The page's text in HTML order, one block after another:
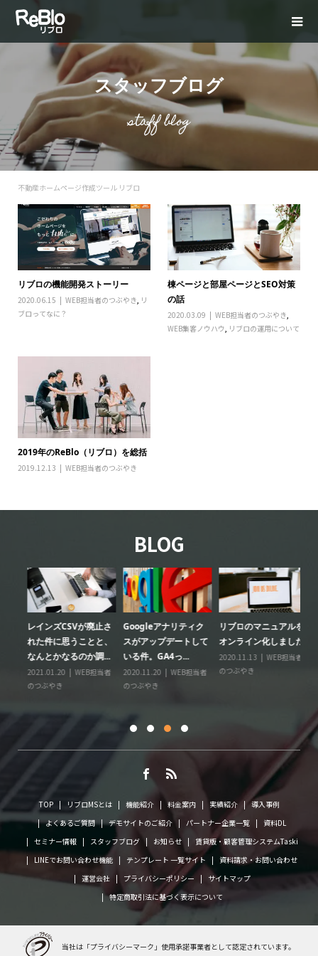
スタッフブログ
staff blog
不動産ホームページ作成ツール リブロ
リブロの機能開発ストーリー
2020.06.15 WEB担当者のつぶやき, リ
ブロってなに？
棟ページと部屋ページとSEO対策
の話
2020.03.09 WEB担当者のつぶやき,
WEB集客ノウハウ, リブロの運用について
2019年のReBlo（リブロ）を総括
2019.12.13 WEB担当者のつぶやき
BLOG
レインズCSVが廃止さ
れた件に思うことと、
なんとかなるのか調...
2021.01.20
WEB担当者
のつぶやき
Googleアナリティク
スがアップデートして
いる件。GA4っ...
2020.11.20
WEB担当者
のつぶやき
リブロのマニュアルを
オンライン化しました
2020.11.13
WEB担当者
のつぶやき
TOP リブロMSとは 機能紹介 料金案内 実績紹介
導入事例
よくあるご質問
デモサイトのご紹介 パートナー企業一覧
資料DL
セミナー情報
スタッフブログ お知らせ
賃貸版・顧客管理システムTaski
LINEでお問い合わせ機能
テンプレート 一覧サイト
資料請求・お問い合わせ
運営会社
プライバシーポリシー
サイトマップ
特定商取引法に基づく表示について
当社は「プライバシーマーク」使用承諾事業者として認定されています。